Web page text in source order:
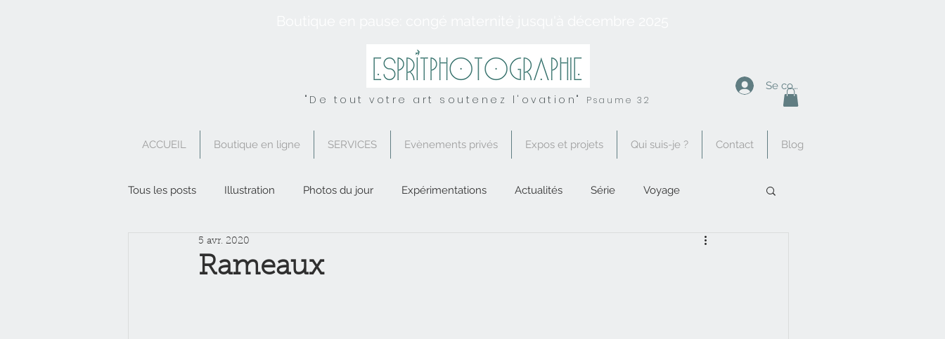
"De tout votre art soutenez l'ovation" Psaume 32
Se connecter
ACCUEIL Boutique en ligne SERVICES Evènements privés Expos et projets Qui suis-je ? Contact Blog
Tous les posts Illustration Photos du jour Expérimentations Actualités Série Voyage
Boutique en ligne
Rameaux
5 avr. 2020